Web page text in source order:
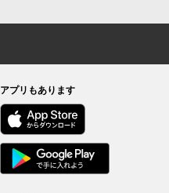
アプリもあります